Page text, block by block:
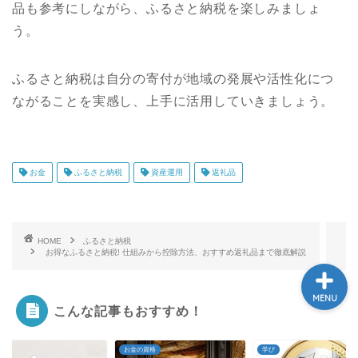
品も参考にしながら、ふるさと納税を楽しみましょ
う。
ふるさと納税は自分の寄付が地域の発展や活性化につ
ながることを実感し、上手に活用していきましょう。
お金 ふるさと納税 資産運用 返礼品
HOME
ふるさと納税
お得なふるさと納税! 仕組みから控除方法、おすすめ返礼品まで徹底解説
こんな記事もおすすめ！
学び 学び
MENU
ふるさと納税